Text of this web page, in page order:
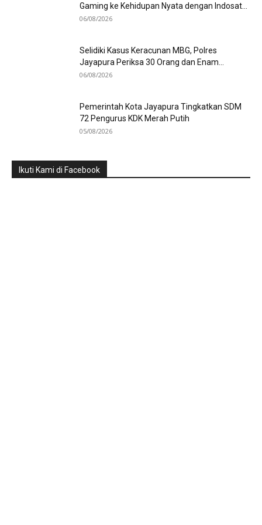
Gaming ke Kehidupan Nyata dengan Indosat...
06/08/2026
Selidiki Kasus Keracunan MBG, Polres
Jayapura Periksa 30 Orang dan Enam...
06/08/2026
Pemerintah Kota Jayapura Tingkatkan SDM
72 Pengurus KDK Merah Putih
05/08/2026
Ikuti Kami di Facebook